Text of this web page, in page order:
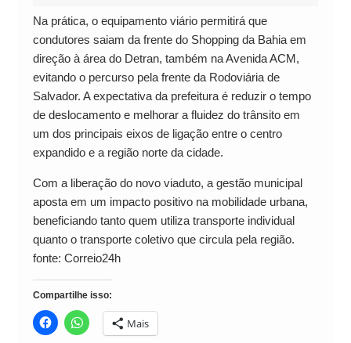
Na prática, o equipamento viário permitirá que
condutores saiam da frente do Shopping da Bahia em
direção à área do Detran, também na Avenida ACM,
evitando o percurso pela frente da Rodoviária de
Salvador. A expectativa da prefeitura é reduzir o tempo
de deslocamento e melhorar a fluidez do trânsito em
um dos principais eixos de ligação entre o centro
expandido e a região norte da cidade.
Com a liberação do novo viaduto, a gestão municipal
aposta em um impacto positivo na mobilidade urbana,
beneficiando tanto quem utiliza transporte individual
quanto o transporte coletivo que circula pela região.
fonte: Correio24h
Compartilhe isso:
Mais